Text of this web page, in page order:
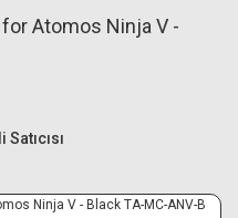
Setler
Alışverişe
Atomos Ninja V -